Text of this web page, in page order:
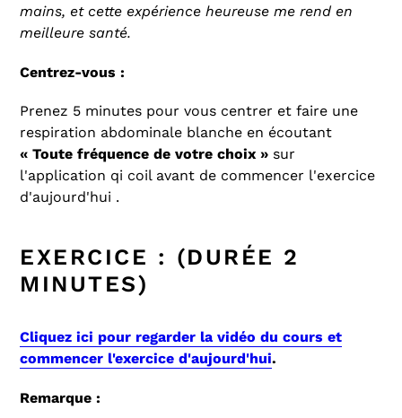
mains, et cette expérience heureuse me rend en
meilleure santé.
Centrez-vous :
Prenez 5 minutes pour vous centrer et faire une
respiration abdominale blanche en écoutant
« Toute fréquence de votre choix » sur
l'application qi coil avant de commencer l'exercice
d'aujourd'hui .
EXERCICE : (DURÉE 2
MINUTES)
Cliquez ici pour regarder la vidéo du cours et
commencer l'exercice d'aujourd'hui.
Remarque :